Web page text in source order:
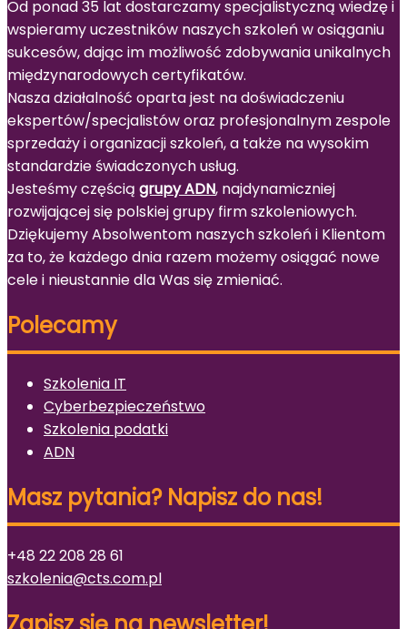
Od ponad 35 lat dostarczamy specjalistyczną wiedzę i
wspieramy uczestników naszych szkoleń w osiąganiu
sukcesów, dając im możliwość zdobywania unikalnych
międzynarodowych certyfikatów.
Nasza działalność oparta jest na doświadczeniu
ekspertów/specjalistów oraz profesjonalnym zespole
sprzedaży i organizacji szkoleń, a także na wysokim
standardzie świadczonych usług.
Jesteśmy częścią grupy ADN, najdynamiczniej
rozwijającej się polskiej grupy firm szkoleniowych.
Dziękujemy Absolwentom naszych szkoleń i Klientom
za to, że każdego dnia razem możemy osiągać nowe
cele i nieustannie dla Was się zmieniać.
Polecamy
Szkolenia IT
Cyberbezpieczeństwo
Szkolenia podatki
ADN
Masz pytania? Napisz do nas!
+48 22 208 28 61
szkolenia@cts.com.pl